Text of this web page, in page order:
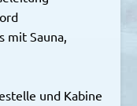
mit Sauna,
und Kabine